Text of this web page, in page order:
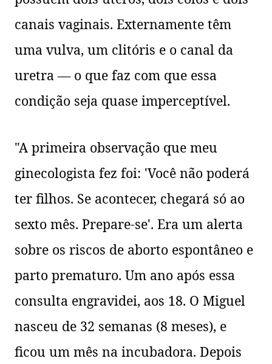
canais vaginais. Externamente têm
uma vulva, um clitóris e o canal da
uretra — o que faz com que essa
condição seja quase imperceptível.
"A primeira observação que meu
ginecologista fez foi: 'Você não poderá
ter filhos. Se acontecer, chegará só ao
sexto mês. Prepare-se'. Era um alerta
sobre os riscos de aborto espontâneo e
parto prematuro. Um ano após essa
consulta engravidei, aos 18. O Miguel
nasceu de 32 semanas (8 meses), e
ficou um mês na incubadora. Depois